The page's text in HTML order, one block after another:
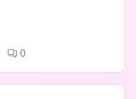
0